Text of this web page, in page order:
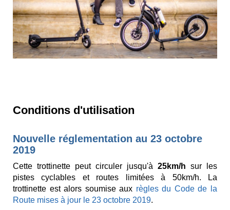
Conditions d'utilisation
Nouvelle réglementation au 23 octobre
2019
Cette trottinette peut circuler jusqu'à 25km/h sur les
pistes cyclables et routes limitées à 50km/h. La
trottinette est alors soumise aux règles du Code de la
Route mises à jour le 23 octobre 2019.